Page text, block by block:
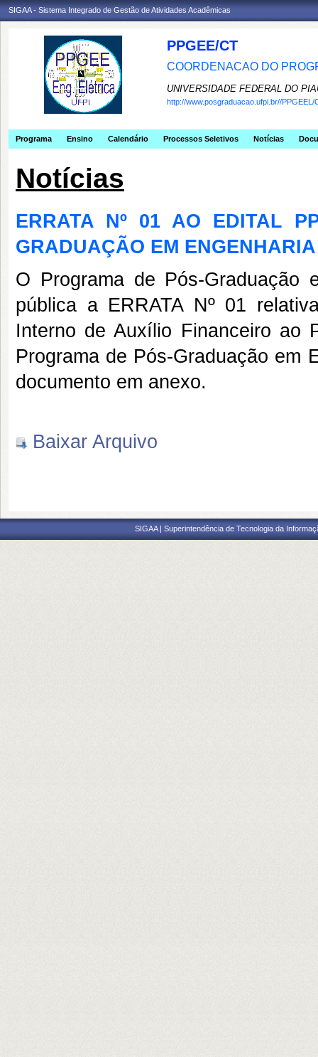
SIGAA - Sistema Integrado de Gestão de Atividades Acadêmicas
PPGEE/CT
COORDENACAO DO
UNIVERSIDADE FEDERAL DO
http://www.posgraduacao.ufpi.br//PPGEEL/
Programa Ensino Calendário Processos Seletivos Notícias
Notícias
ERRATA Nº 01 AO EDITAL
GRADUAÇÃO EM
O Programa de Pós-Graduação
pública a ERRATA Nº 01
Interno de Auxílio Financeiro ao
Programa de Pós-Graduação em
documento em anexo.
Baixar Arquivo
SIGAA | Superintendência de Tecnologia da